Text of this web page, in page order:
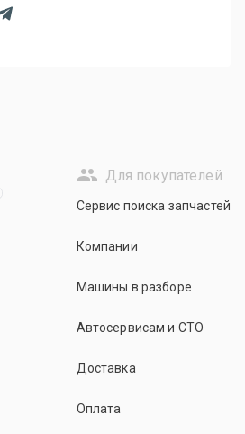
Для покупателей
Сервис поиска запчастей
Компании
Машины в разборе
Автосервисам и СТО
Доставка
Оплата